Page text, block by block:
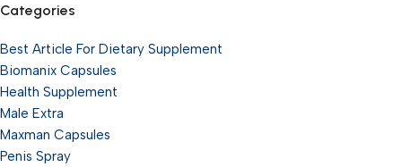
Categories
Best Article For Dietary Supplement
Biomanix Capsules
Health Supplement
Male Extra
Maxman Capsules
Penis Spray